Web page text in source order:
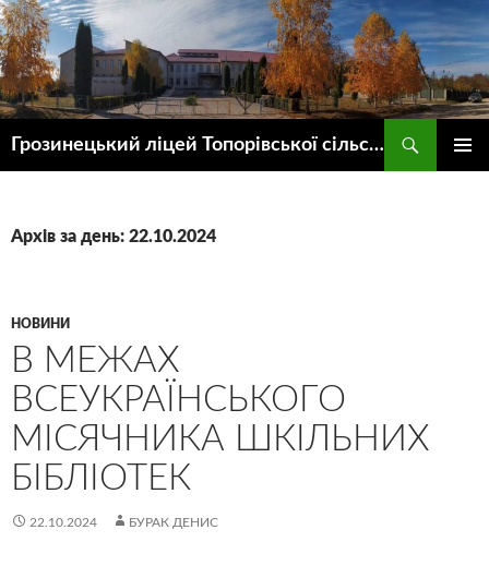
Грозинецький ліцей Топорівської сільської ради
Архів за день: 22.10.2024
НОВИНИ
В МЕЖАХ
ВСЕУКРАЇНСЬКОГО
МІСЯЧНИКА ШКІЛЬНИХ
БІБЛІОТЕК
22.10.2024 БУРАК ДЕНИС